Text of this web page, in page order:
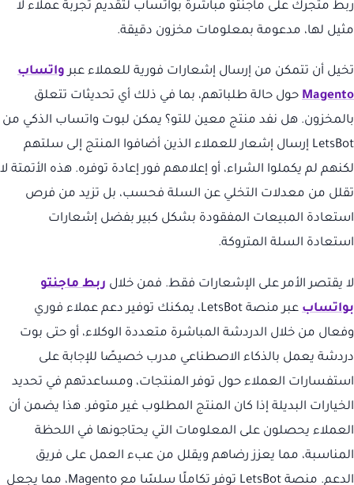
ربط متجرك على ماجنتو مباشرة بواتساب لتقديم تجربة عملاء لا
مثيل لها، مدعومة بمعلومات مخزون دقيقة.
تخيل أن تتمكن من إرسال إشعارات فورية للعملاء عبر واتساب
Magento حول حالة طلباتهم، بما في ذلك أي تحديثات تتعلق
بالمخزون. هل نفد منتج معين للتو؟ يمكن لبوت واتساب الذكي من
LetsBot إرسال إشعار للعملاء الذين أضافوا المنتج إلى سلتهم
لكنهم لم يكملوا الشراء، أو إعلامهم فور إعادة توفره. هذه الأتمتة لا
تقلل من معدلات التخلي عن السلة فحسب، بل تزيد من فرص
استعادة المبيعات المفقودة بشكل كبير بفضل إشعارات
استعادة السلة المتروكة.
لا يقتصر الأمر على الإشعارات فقط. فمن خلال ربط ماجنتو
بواتساب
عبر منصة LetsBot، يمكنك توفير دعم عملاء فوري
وفعال من خلال الدردشة المباشرة متعددة الوكلاء، أو حتى بوت
دردشة يعمل بالذكاء الاصطناعي مدرب خصيصًا للإجابة على
استفسارات العملاء حول توفر المنتجات، ومساعدتهم في تحديد
الخيارات البديلة إذا كان المنتج المطلوب غير متوفر. هذا يضمن أن
العملاء يحصلون على المعلومات التي يحتاجونها في اللحظة
المناسبة، مما يعزز رضاهم ويقلل من عبء العمل على فريق
الدعم. منصة LetsBot توفر تكاملًا سلسًا مع Magento، مما يجعل